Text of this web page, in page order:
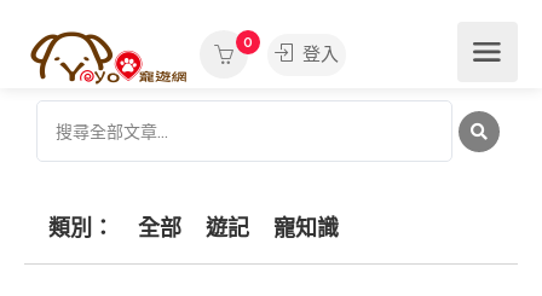
0
登入
類別： 全部 遊記 寵知識